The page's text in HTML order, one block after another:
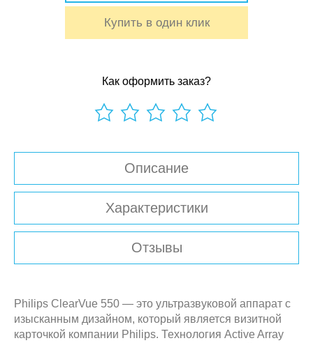
Купить в один клик
Как оформить заказ?
0
Описание
Характеристики
Отзывы
Philips ClearVue 550 — это ультразвуковой аппарат с
изысканным дизайном, который является визитной
карточкой компании Philips. Технология Active Array